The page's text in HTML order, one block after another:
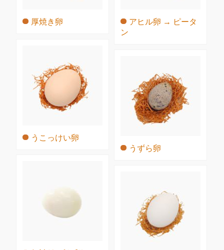
厚焼き卵
アヒル卵 → ピータ
ン
うこっけい卵
うずら卵